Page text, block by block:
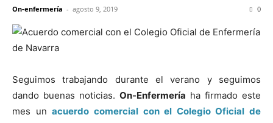
On-enfermería - agosto 9, 2019 0
Seguimos trabajando durante el verano y seguimos
dando buenas noticias. On-Enfermería ha firmado este
mes unacuerdo comercial con el Colegio Oficial de